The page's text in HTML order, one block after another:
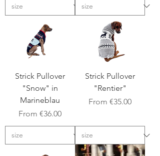
Strick Pullover
"Snow" in
Marineblau
From €36.00
Sale Price
Strick Pullover
"Rentier"
From €35.00
Sale Price